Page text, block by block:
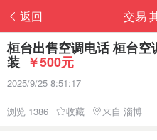
返回 交易
桓台出售空调电话 桓台
装 ￥500元
2025/9/25 8:51:17
浏览 1386 收藏 来自 淄博